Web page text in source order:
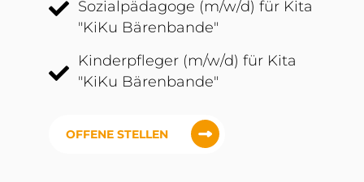
Sozialpädagoge (m/w/d) für Kita
"KiKu Bärenbande"
Kinderpfleger (m/w/d) für Kita
"KiKu Bärenbande"
OFFENE STELLEN